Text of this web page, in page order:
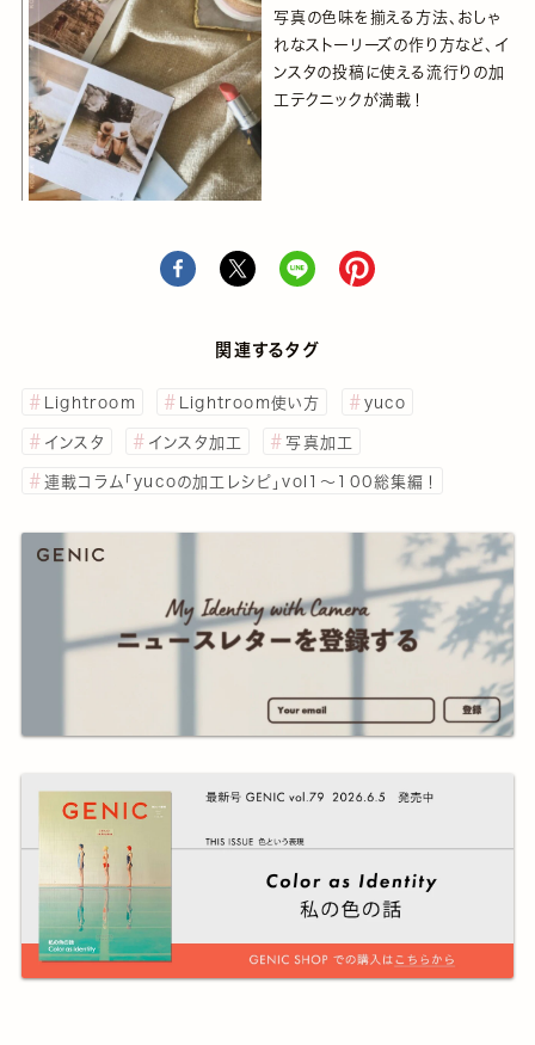
写真の色味を揃える方法、おしゃ
れなストーリーズの作り方など、イ
ンスタの投稿に使える流行りの加
工テクニックが満載！
関連するタグ
Lightroom Lightroom使い方 yuco
インスタ インスタ加工 写真加工
連載コラム「yucoの加工レシピ」vol1～100総集編！